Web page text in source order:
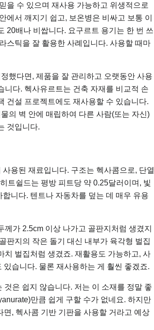
을 수 있으며 재사용 가능하고 위생적으로
에서 깨지기 쉽고, 보온병은 비싸고 보통 이
20배나 비쌉니다. 요구르트 용기는 한 번 쓰
스틱을 잘 활용한 사례입니다. 사용할 때마
했다면, 제품을 잘 관리하고 오랫동안 사용
다. 헥사유르트는 건축 자재를 비교적 손
건설 프로젝트에도 재사용할 수 있습니다.
의 벽 안에 매립하여 다른 사람(또는 자신)
것입니다.
용된 재료입니다. 구조는 헥사콤으로, 단열
트쉴드는 평방 피트당 약 0.25달러이며, 빛
니다. 텐트나 자동차를 덮는 데 매우 유용
가 2.5cm 이상 나가고 골판지처럼 생겼지
판지의 작은 돌기 대신 내부가 육각형 벌집
치 벌집처럼 생겼죠. 재활용도 가능하고, 사
습니다. 물론 재사용하는 게 훨씬 좋겠죠.
은 쉽지 않습니다. 저는 이 소재를 정말 좋
만큼 쉽게 구할 수가 없네요. 하지만
, 헥사콤 기반 기판을 사용할 거라고 예상